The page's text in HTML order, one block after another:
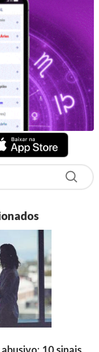
10 sinais